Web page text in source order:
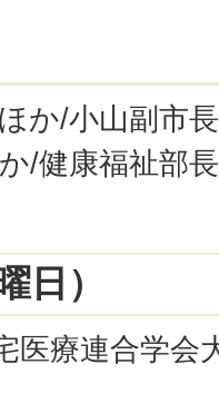
か/小山副市
/健康福祉部
日）
医療連合学会